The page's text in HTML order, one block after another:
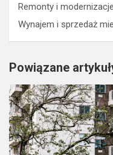
Remonty i modernizacje
Wynajem i sprzedaż
Powiązane